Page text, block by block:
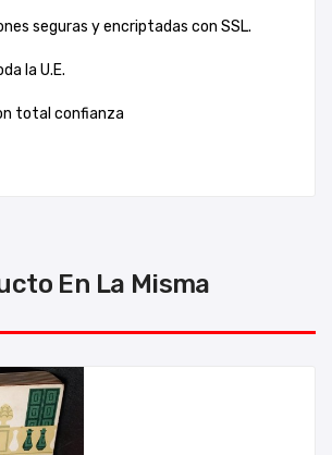
seguras y encriptadas con SSL.
la U.E.
total confianza
En La Misma